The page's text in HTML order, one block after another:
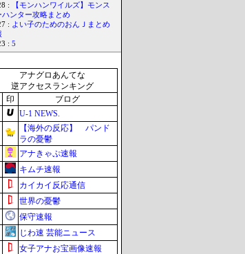
:
【モンハンワイルズ】モンス
ハンター攻略まとめ
: よい子のためのおんＪまとめ
: 5
アナグロあんてな
逆アクセスランキング
印
ブログ
U-1 NEWS.
【海外の反応】 パンド
ラの憂鬱
アナきゃぷ速報
キムチ速報
カイカイ反応通信
世界の憂鬱
保守速報
じわ速 芸能ニュース
女子アナお宝画像速報